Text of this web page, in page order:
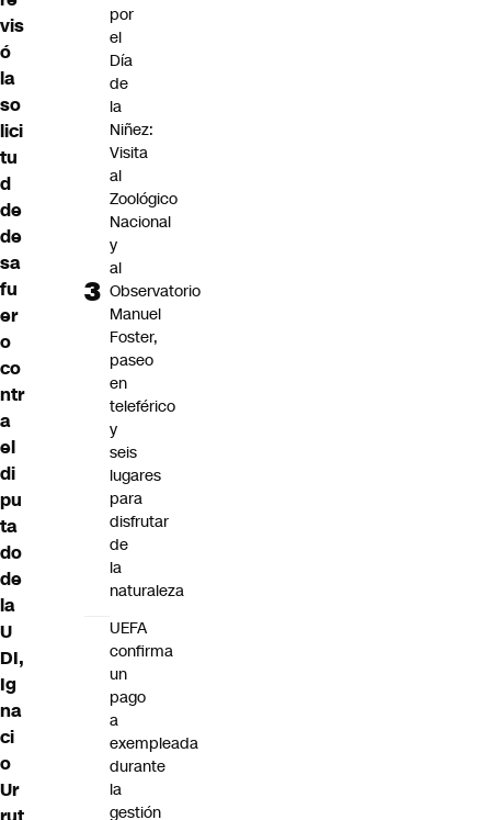
vis
ó
la
so
lici
tu
d
de
de
sa
fu
er
o
co
ntr
a
el
di
pu
ta
do
de
la
U
DI,
Ig
na
ci
o
Ur
por
el
Día
de
la
Niñez:
Visita
al
Zoológico
Nacional
y
al
Observatorio
Manuel
Foster,
paseo
en
teleférico
y
seis
lugares
para
disfrutar
de
la
naturaleza
UEFA
confirma
un
pago
a
exempleada
durante
la
gestión